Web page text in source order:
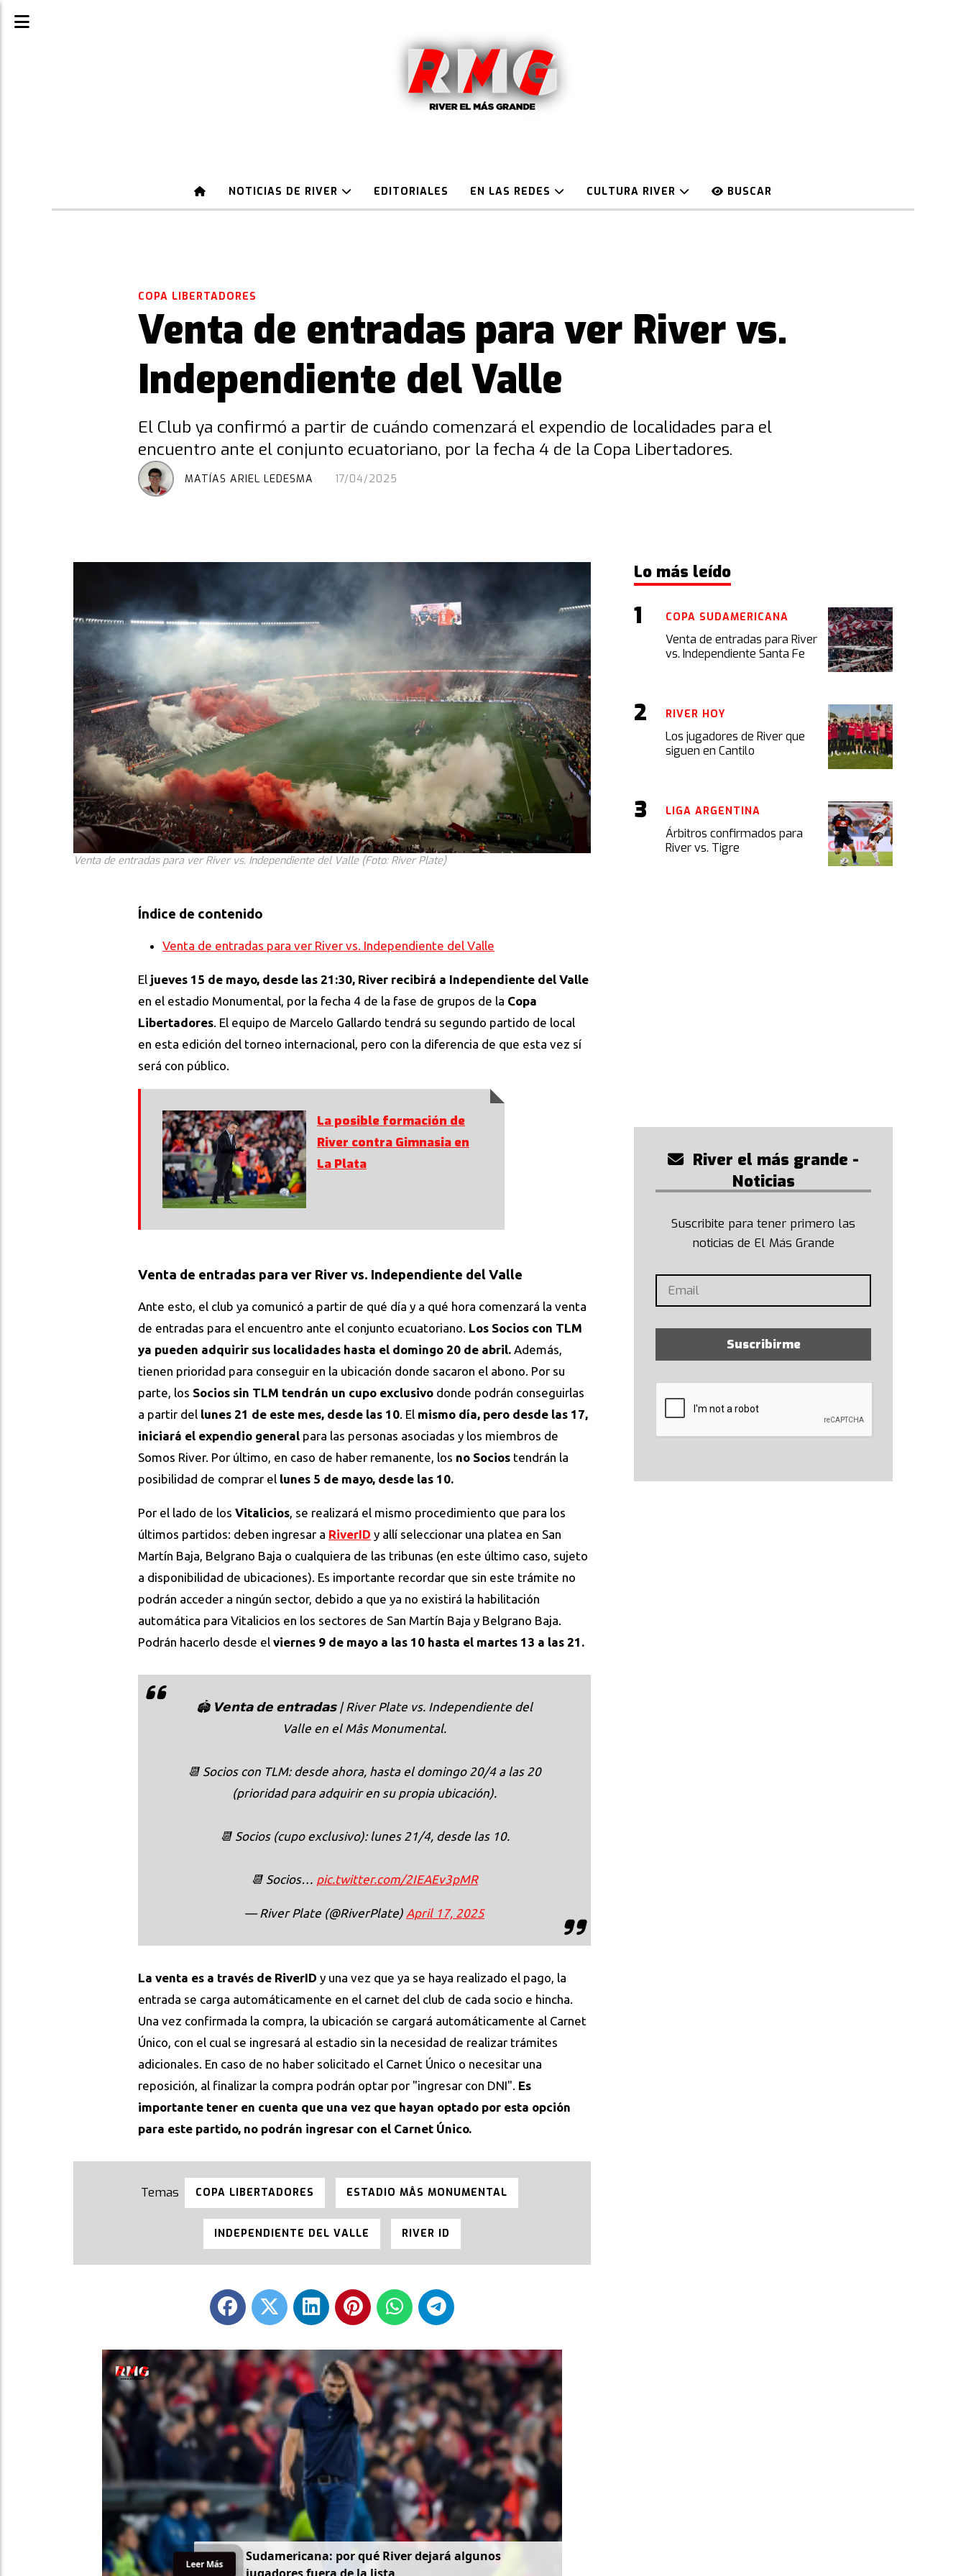
NOTICIAS DE RIVER EDITORIALES EN LAS REDES CULTURA RIVER BUSCAR
Venta de entradas para ver River vs.
Independiente del Valle
El Club ya confirmó a partir de cuándo comenzará el expendio de localidades para el
encuentro ante el conjunto ecuatoriano, por la fecha 4 de la Copa Libertadores.
COPA LIBERTADORES
17/04/2025
MATÍAS ARIEL LEDESMA
Venta de entradas para ver River vs. Independiente del Valle (Foto: River Plate)
Índice de contenido
Venta de entradas para ver River vs. Independiente del Valle
El jueves 15 de mayo, desde las 21:30, River recibirá a Independiente del Valle
en el estadio Monumental, por la fecha 4 de la fase de grupos de la Copa
Libertadores. El equipo de Marcelo Gallardo tendrá su segundo partido de local
en esta edición del torneo internacional, pero con la diferencia de que esta vez sí
será con público.
La posible formación de
River contra Gimnasia en
La Plata
Venta de entradas para ver River vs. Independiente del Valle
Ante esto, el club ya comunicó a partir de qué día y a qué hora comenzará la venta
de entradas para el encuentro ante el conjunto ecuatoriano. Los Socios con TLM
ya pueden adquirir sus localidades hasta el domingo 20 de abril. Además,
tienen prioridad para conseguir en la ubicación donde sacaron el abono. Por su
parte, los Socios sin TLM tendrán un cupo exclusivo donde podrán conseguirlas
a partir del lunes 21 de este mes, desde las 10. El mismo día, pero desde las 17,
iniciará el expendio general para las personas asociadas y los miembros de
Somos River. Por último, en caso de haber remanente, los no Socios tendrán la
posibilidad de comprar el lunes 5 de mayo, desde las 10.
Por el lado de los Vitalicios, se realizará el mismo procedimiento que para los
últimos partidos: deben ingresar a RiverID y allí seleccionar una platea en San
Martín Baja, Belgrano Baja o cualquiera de las tribunas (en este último caso, sujeto
a disponibilidad de ubicaciones). Es importante recordar que sin este trámite no
podrán acceder a ningún sector, debido a que ya no existirá la habilitación
automática para Vitalicios en los sectores de San Martín Baja y Belgrano Baja.
Podrán hacerlo desde el viernes 9 de mayo a las 10 hasta el martes 13 a las 21.
🏟 𝗩𝗲𝗻𝘁𝗮 𝗱𝗲 𝗲𝗻𝘁𝗿𝗮𝗱𝗮𝘀 | River Plate vs. Independiente del
Valle en el Mâs Monumental.
📆 Socios con TLM: desde ahora, hasta el domingo 20/4 a las 20
(prioridad para adquirir en su propia ubicación).
📆 Socios (cupo exclusivo): lunes 21/4, desde las 10.
📆 Socios… pic.twitter.com/2IEAEv3pMR
— River Plate (@RiverPlate) April 17, 2025
La venta es a través de RiverID y una vez que ya se haya realizado el pago, la
entrada se carga automáticamente en el carnet del club de cada socio e hincha.
Una vez confirmada la compra, la ubicación se cargará automáticamente al Carnet
Único, con el cual se ingresará al estadio sin la necesidad de realizar trámites
adicionales. En caso de no haber solicitado el Carnet Único o necesitar una
reposición, al finalizar la compra podrán optar por "ingresar con DNI". Es
importante tener en cuenta que una vez que hayan optado por esta opción
para este partido, no podrán ingresar con el Carnet Único.
COPA LIBERTADORES ESTADIO MÂS MONUMENTAL
INDEPENDIENTE DEL VALLE RIVER ID
Sudamericana: por qué River dejará algunos
Leer Más
Lo más leído
Venta de entradas para River
vs. Independiente Santa Fe
COPA SUDAMERICANA
Los jugadores de River que
siguen en Cantilo
RIVER HOY
Árbitros confirmados para
River vs. Tigre
LIGA ARGENTINA
River el más grande -
Noticias
Suscribite para tener primero las
noticias de El Más Grande
Suscribirme